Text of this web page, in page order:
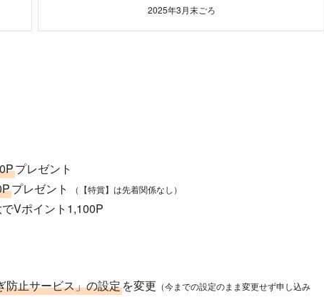
2025年3月末ごろ
プレゼント
プレゼント （【特賞】は先着関係なし）
Vポイント1,100P
防止サービス」の設定を変更 （今までの設定のまま変更せず申し込み